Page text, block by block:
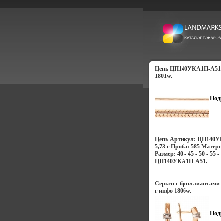
Цепь ЦП140УКА1П-А51
1801w.
Цепь Артикул:
5,73 г Проба: 585
Размер: 40 - 45 - 50 - 55
ЦП140УКА1П-А51.
Серьги с
г инфо 1806w.